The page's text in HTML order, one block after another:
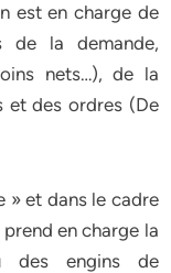
est en charge de
de la demande,
nets…), de la
et des ordres (De
» et dans le cadre
en charge la
des engins de